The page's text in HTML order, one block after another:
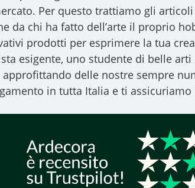
Per questo trattiamo gli
da chi ha fatto dell’arte il proprio
prodotti per esprimere la tua
esigente, uno studente di belle
delle nostre sempre
in tutta Italia e ti